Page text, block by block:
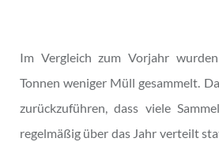
Im Vergleich zum Vorjahr
Tonnen weniger Müll gesammelt.
zurückzuführen, dass viele
regelmäßig über das Jahr verteilt